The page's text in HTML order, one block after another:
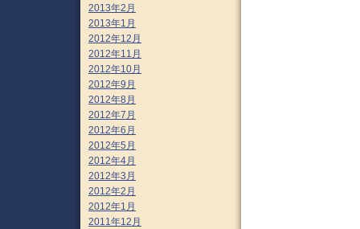
2013年2月
2013年1月
2012年12月
2012年11月
2012年10月
2012年9月
2012年8月
2012年7月
2012年6月
2012年5月
2012年4月
2012年3月
2012年2月
2012年1月
2011年12月